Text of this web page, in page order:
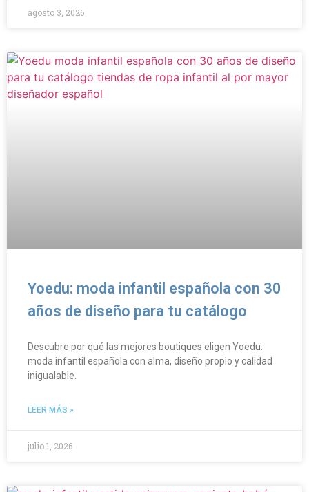
agosto 3, 2026
Yoedu: moda infantil española con 30
años de diseño para tu catálogo
Descubre por qué las mejores boutiques eligen Yoedu:
moda infantil española con alma, diseño propio y calidad
inigualable.
LEER MÁS »
julio 1, 2026